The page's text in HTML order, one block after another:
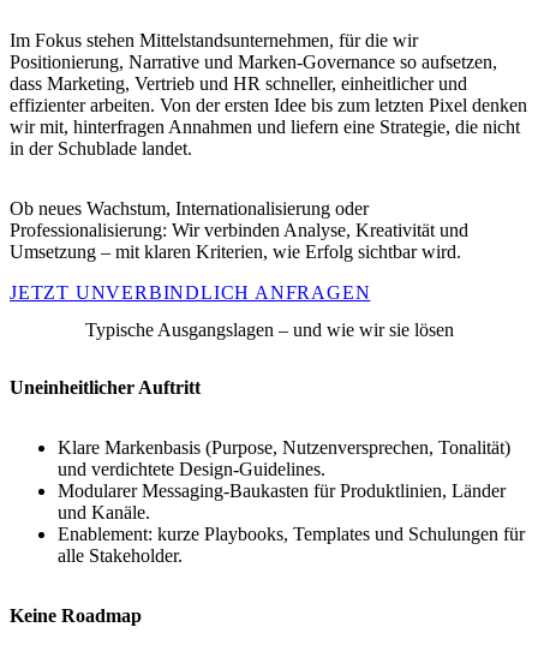
Im Fokus stehen Mittelstandsunternehmen, für die wir
Positionierung, Narrative und Marken-Governance so aufsetzen,
dass Marketing, Vertrieb und HR schneller, einheitlicher und
effizienter arbeiten. Von der ersten Idee bis zum letzten Pixel denken
wir mit, hinterfragen Annahmen und liefern eine Strategie, die nicht
in der Schublade landet.
Ob neues Wachstum, Internationalisierung oder
Professionalisierung: Wir verbinden Analyse, Kreativität und
Umsetzung – mit klaren Kriterien, wie Erfolg sichtbar wird.
JETZT UNVERBINDLICH ANFRAGEN
Typische Ausgangslagen – und wie wir sie lösen
Uneinheitlicher Auftritt
Klare Markenbasis (Purpose, Nutzenversprechen, Tonalität)
und verdichtete Design-Guidelines.
Modularer Messaging-Baukasten für Produktlinien, Länder
und Kanäle.
Enablement: kurze Playbooks, Templates und Schulungen für
alle Stakeholder.
Keine Roadmap